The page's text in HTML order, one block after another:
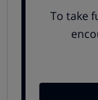
España es el
totales
La mayoría